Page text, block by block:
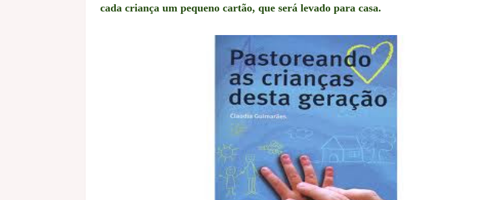
cada criança um pequeno cartão, que será levado para casa.